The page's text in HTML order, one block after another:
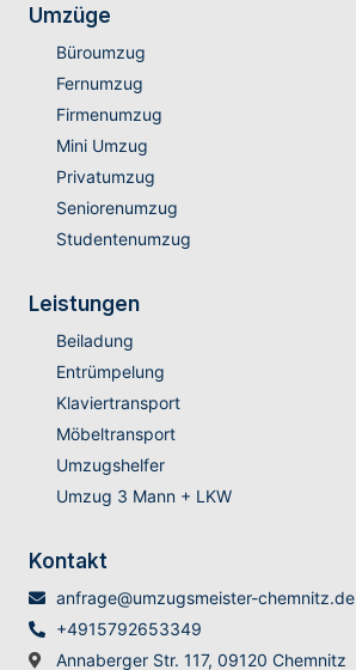
Umzüge
Büroumzug
Fernumzug
Firmenumzug
Mini Umzug
Privatumzug
Seniorenumzug
Studentenumzug
Leistungen
Beiladung
Entrümpelung
Klaviertransport
Möbeltransport
Umzugshelfer
Umzug 3 Mann + LKW
Kontakt
anfrage@umzugsmeister-chemnitz.de
+4915792653349
Annaberger Str. 117, 09120 Chemnitz